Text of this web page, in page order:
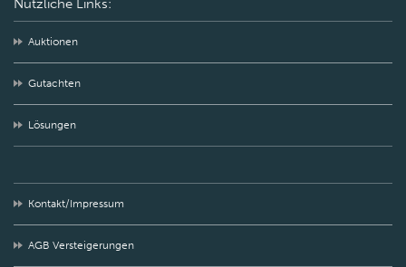
Auktionen
Gutachten
Lösungen
Kontakt/Impressum
AGB Versteigerungen